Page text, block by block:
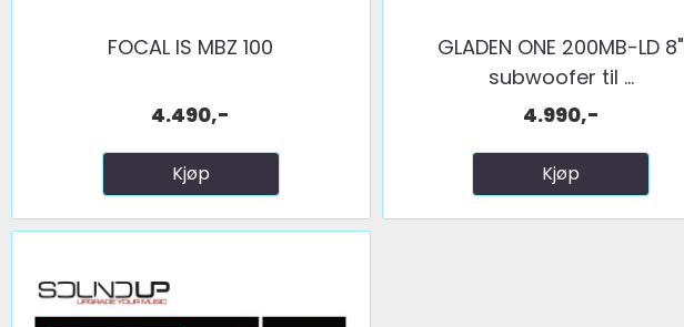
FOCAL IS MBZ 100
4.490,-
Kjøp
GLADEN ONE 200MB-LD 8"
subwoofer til ...
4.990,-
Kjøp